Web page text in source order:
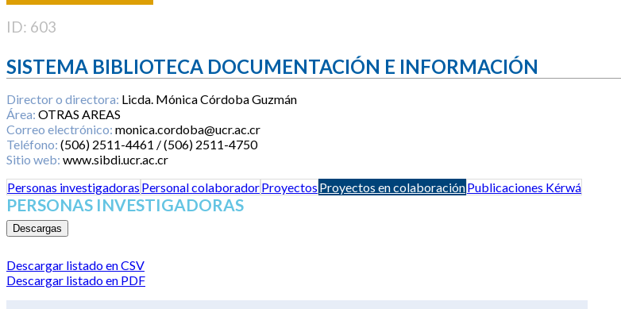
ID: 603
SISTEMA BIBLIOTECA DOCUMENTACIÓN E INFORMACIÓN
Director o directora: Licda. Mónica Córdoba Guzmán
Área: OTRAS AREAS
Correo electrónico: monica.cordoba@ucr.ac.cr
Teléfono: (506) 2511-4461 / (506) 2511-4750
Sitio web: www.sibdi.ucr.ac.cr
Personas investigadoras Personal colaboradorProyectos Proyectos en colaboraciónPublicaciones Kérwá
PERSONAS INVESTIGADORAS
Descargas
Descargar listado en CSV
Descargar listado en PDF